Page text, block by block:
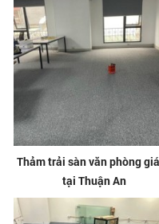
Thảm trải sàn văn phòng
tại Thuận An